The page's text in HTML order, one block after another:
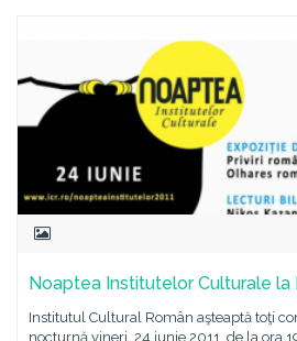
Noaptea Institutelor Culturale la
Institutul Cultural Român aşteaptă toţi
nocturnă vineri, 24 iunie 2011, de la ora